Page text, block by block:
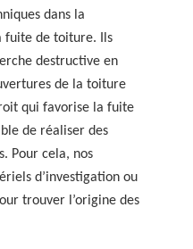
dans la
fuite de toiture. Ils
destructive en
de la toiture
qui favorise la fuite
de réaliser des
Pour cela, nos
d’investigation ou
trouver l’origine des